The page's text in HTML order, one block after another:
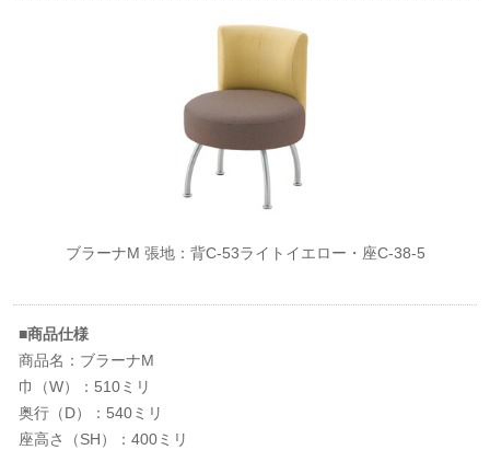
ブラーナM 張地：背C-53ライトイエロー・座C-38-5
■商品仕様
商品名：ブラーナM
巾（W）：510ミリ
奥行（D）：540ミリ
座高さ（SH）：400ミリ